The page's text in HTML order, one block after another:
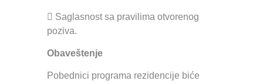
 Saglasnost sa pravilima otvorenog
poziva.
Obaveštenje
Pobednici programa rezidencije biće